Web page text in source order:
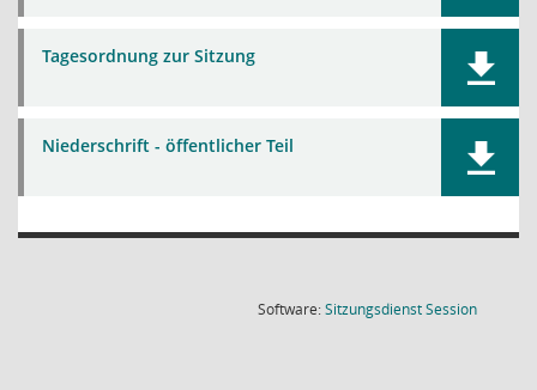
Tagesordnung zur Sitzung
Niederschrift - öffentlicher Teil
Software:SitzungsdienstSession(Wird in